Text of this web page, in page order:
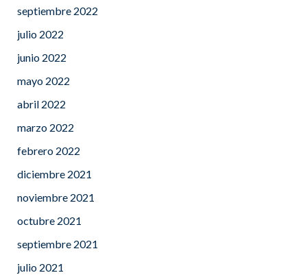
septiembre 2022
julio 2022
junio 2022
mayo 2022
abril 2022
marzo 2022
febrero 2022
diciembre 2021
noviembre 2021
octubre 2021
septiembre 2021
julio 2021